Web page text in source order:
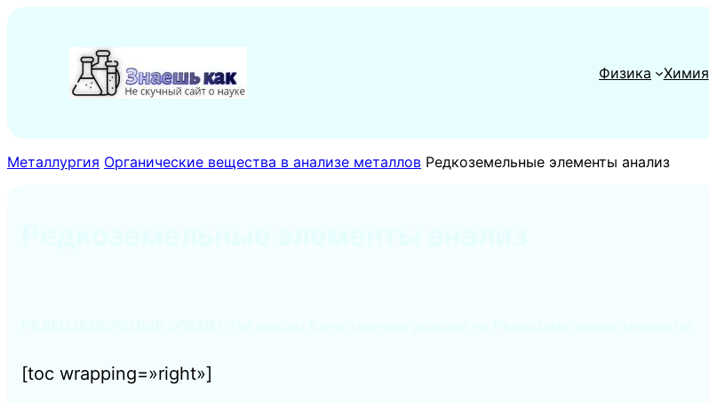
содержимому
Физика
Химия
Металлургия Органические вещества в анализе металлов Редкоземельные элементы анализ
[toc wrapping=»right»]